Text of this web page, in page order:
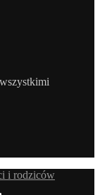
i rodziców